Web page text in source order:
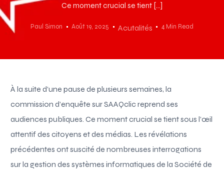
Ce moment crucial se tient […]
Paul Simon Août 19, 2025 Acutalités 4 Min Read
À la suite d’une pause de plusieurs semaines, la
commission d’enquête sur SAAQclic reprend ses
audiences publiques. Ce moment crucial se tient sous l’œil
attentif des citoyens et des médias. Les révélations
précédentes ont suscité de nombreuses interrogations
sur la gestion des systèmes informatiques de la Société de